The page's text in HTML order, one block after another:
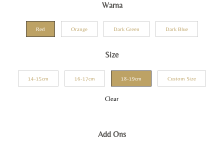
Warna
Red Orange Dark Green Dark Blue
Size
14-15cm 16-17cm 18-19cm Custom Size
Clear
Add Ons